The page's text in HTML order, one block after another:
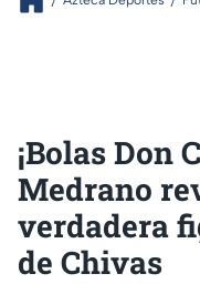
¡Bolas Don
Medrano
verdadera
de Chivas